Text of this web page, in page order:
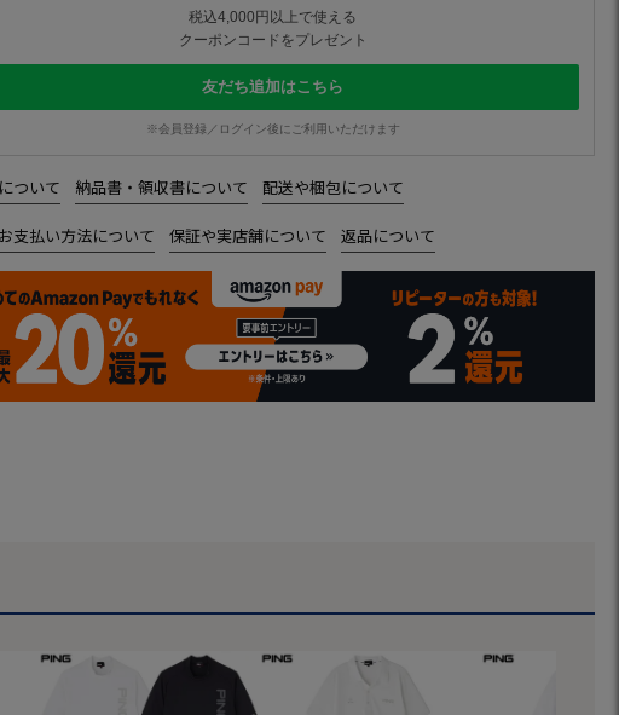
税込4,000円以上で使える
クーポンコードをプレゼント
友だち追加はこちら
※会員登録／ログイン後にご利用いただけます
ついて 納品書・領収書について 配送や梱包について
支払い方法について 保証や実店舗について 返品について